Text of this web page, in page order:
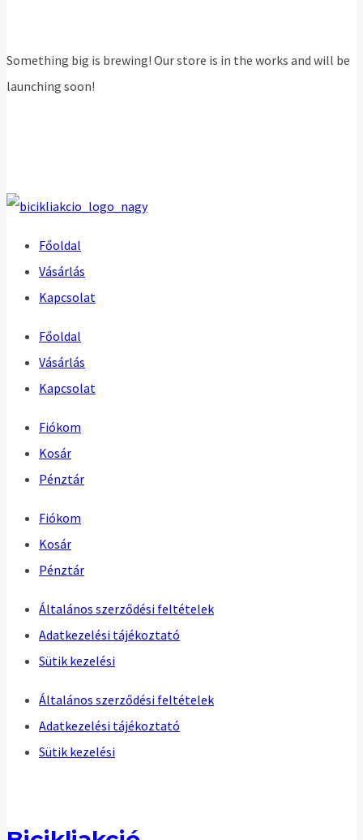
Something big is brewing! Our store is in the works and will be
launching soon!
Főoldal
Vásárlás
Kapcsolat
Főoldal
Vásárlás
Kapcsolat
Fiókom
Kosár
Pénztár
Fiókom
Kosár
Pénztár
Általános szerződési feltételek
Adatkezelési tájékoztató
Sütik kezelési
Általános szerződési feltételek
Adatkezelési tájékoztató
Sütik kezelési